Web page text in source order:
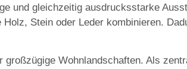
und gleichzeitig ausdrucksstarke
Stein oder Leder kombinieren.
großzügige Wohnlandschaften. Als